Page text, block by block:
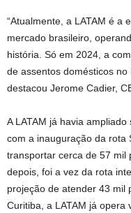
“Atualmente, a LATAM é a
mercado brasileiro,
história. Só em 2024, a
de assentos domésticos no
destacou Jerome Cadier,
A LATAM já havia
com a inauguração da rota
transportar cerca de 57 mil
depois, foi a vez da rota
projeção de atender 43 mil
Curitiba, a LATAM já opera